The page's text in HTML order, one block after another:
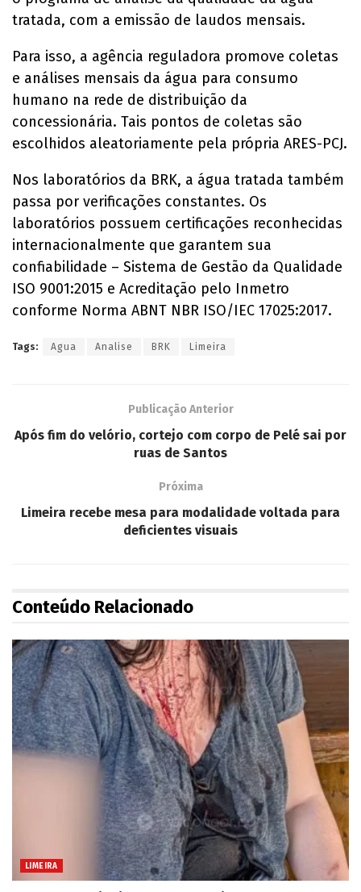
tratada, com a emissão de laudos mensais.
Para isso, a agência reguladora promove coletas
e análises mensais da água para consumo
humano na rede de distribuição da
concessionária. Tais pontos de coletas são
escolhidos aleatoriamente pela própria ARES-PCJ.
Nos laboratórios da BRK, a água tratada também
passa por verificações constantes. Os
laboratórios possuem certificações reconhecidas
internacionalmente que garantem sua
confiabilidade – Sistema de Gestão da Qualidade
ISO 9001:2015 e Acreditação pelo Inmetro
conforme Norma ABNT NBR ISO/IEC 17025:2017.
Tags: Agua Analise BRK Limeira
Publicação Anterior
Após fim do velório, cortejo com corpo de Pelé sai por
ruas de Santos
Próxima
Limeira recebe mesa para modalidade voltada para
deficientes visuais
Conteúdo Relacionado
LIMEIRA